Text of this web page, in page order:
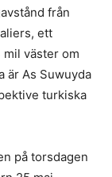
från
ett
väster om
är As Suwuyda
turkiska
på torsdagen